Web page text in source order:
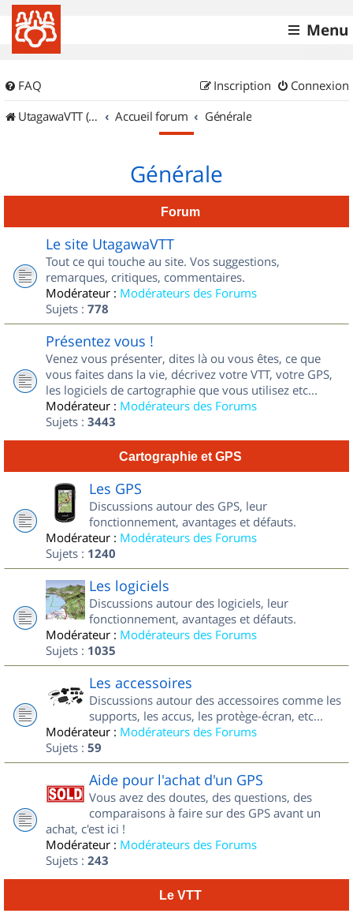
Menu
FAQ Connexion
Inscription
UtagawaVTT (Randos VTT et VTTAE avec traces GPS)
Accueil forum Générale
Générale
Forum
Le site UtagawaVTT
Tout ce qui touche au site. Vos suggestions,
remarques, critiques, commentaires.
Modérateur : Modérateurs des Forums
Sujets : 778
Présentez vous !
Venez vous présenter, dites là ou vous êtes, ce que
vous faites dans la vie, décrivez votre VTT, votre GPS,
les logiciels de cartographie que vous utilisez etc...
Modérateur : Modérateurs des Forums
Sujets : 3443
Cartographie et GPS
Les GPS
Discussions autour des GPS, leur
fonctionnement, avantages et défauts.
Modérateur : Modérateurs des Forums
Sujets : 1240
Les logiciels
Discussions autour des logiciels, leur
fonctionnement, avantages et défauts.
Modérateur : Modérateurs des Forums
Sujets : 1035
Les accessoires
Discussions autour des accessoires comme les
supports, les accus, les protège-écran, etc...
Modérateur : Modérateurs des Forums
Sujets : 59
Aide pour l'achat d'un GPS
Vous avez des doutes, des questions, des
comparaisons à faire sur des GPS avant un
achat, c'est ici !
Modérateur : Modérateurs des Forums
Sujets : 243
Le VTT